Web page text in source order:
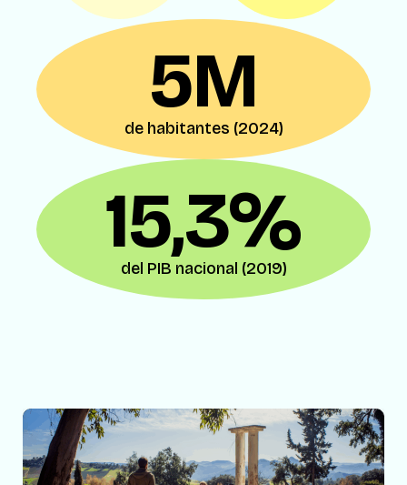
5M
de habitantes (2024)
15,3%
del PIB nacional (2019)